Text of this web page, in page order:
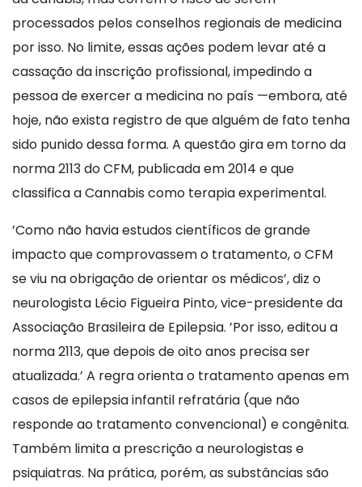
processados pelos conselhos regionais de medicina
por isso. No limite, essas ações podem levar até a
cassação da inscrição profissional, impedindo a
pessoa de exercer a medicina no país —embora, até
hoje, não exista registro de que alguém de fato tenha
sido punido dessa forma. A questão gira em torno da
norma 2113 do CFM, publicada em 2014 e que
classifica a Cannabis como terapia experimental.
’Como não havia estudos científicos de grande
impacto que comprovassem o tratamento, o CFM
se viu na obrigação de orientar os médicos’, diz o
neurologista Lécio Figueira Pinto, vice-presidente da
Associação Brasileira de Epilepsia. ’Por isso, editou a
norma 2113, que depois de oito anos precisa ser
atualizada.’ A regra orienta o tratamento apenas em
casos de epilepsia infantil refratária (que não
responde ao tratamento convencional) e congênita.
Também limita a prescrição a neurologistas e
psiquiatras. Na prática, porém, as substâncias são